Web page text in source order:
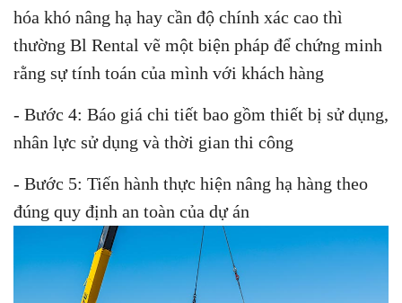
hóa khó nâng hạ hay cần độ chính xác cao thì
thường Bl Rental vẽ một biện pháp để chứng minh
rằng sự tính toán của mình với khách hàng
- Bước 4: Báo giá chi tiết bao gồm thiết bị sử dụng,
nhân lực sử dụng và thời gian thi công
- Bước 5: Tiến hành thực hiện nâng hạ hàng theo
đúng quy định an toàn của dự án